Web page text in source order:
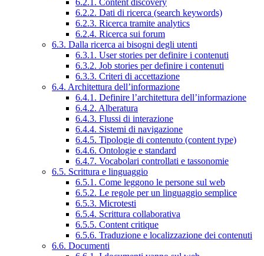
6.2.1. Content discovery
6.2.2. Dati di ricerca (search keywords)
6.2.3. Ricerca tramite analytics
6.2.4. Ricerca sui forum
6.3. Dalla ricerca ai bisogni degli utenti
6.3.1. User stories per definire i contenuti
6.3.2. Job stories per definire i contenuti
6.3.3. Criteri di accettazione
6.4. Architettura dell’informazione
6.4.1. Definire l’architettura dell’informazione
6.4.2. Alberatura
6.4.3. Flussi di interazione
6.4.4. Sistemi di navigazione
6.4.5. Tipologie di contenuto (content type)
6.4.6. Ontologie e standard
6.4.7. Vocabolari controllati e tassonomie
6.5. Scrittura e linguaggio
6.5.1. Come leggono le persone sul web
6.5.2. Le regole per un linguaggio semplice
6.5.3. Microtesti
6.5.4. Scrittura collaborativa
6.5.5. Content critique
6.5.6. Traduzione e localizzazione dei contenuti
6.6. Documenti